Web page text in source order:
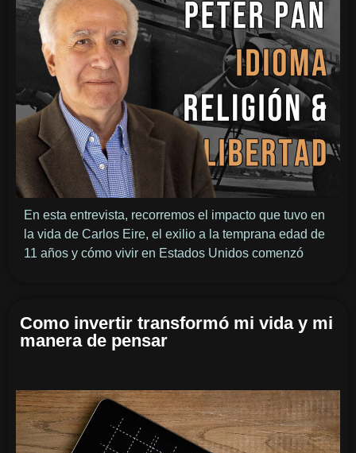
En esta entrevista, recorremos el impacto que tuvo en
la vida de Carlos Eire, el exilio a la temprana edad de
11 años y cómo vivir en Estados Unidos comenzó
Como invertir transformó mi vida y mi
manera de pensar